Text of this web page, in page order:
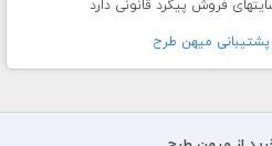
فروش پیگرد قانونی دارد
ميهن طرح